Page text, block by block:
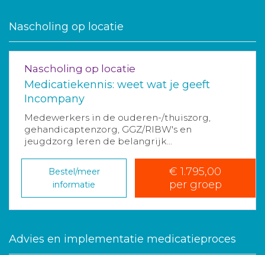
Nascholing op locatie
Nascholing op locatie
Medicatiekennis: weet wat je geeft
Incompany
Medewerkers in de ouderen-/thuiszorg,
gehandicaptenzorg, GGZ/RIBW's en
jeugdzorg leren de belangrijk...
Bestel/meer
informatie
€ 1.795,00
per groep
Advies en implementatie medicatieproces